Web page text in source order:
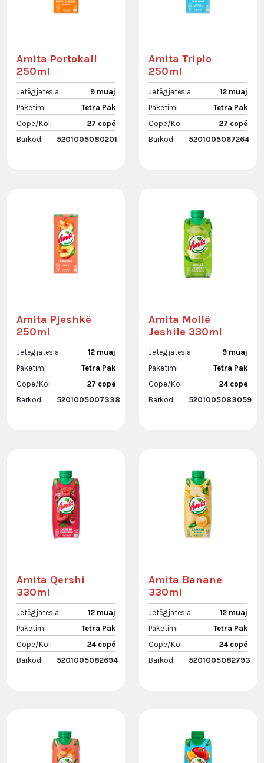
Amita Portokall
250ml
Jetëgjatësia
9 muaj
Paketimi
Tetra Pak
Cope/Koli
27 copë
Barkodi:
5201005080201
Amita Triplo
250ml
Jetëgjatësia
12 muaj
Paketimi
Tetra Pak
Cope/Koli
27 copë
Barkodi:
5201005067264
Amita Pjeshkë
250ml
Jetëgjatësia
12 muaj
Paketimi
Tetra Pak
Cope/Koli
27 copë
Barkodi:
5201005007338
Amita Mollë
Jeshile 330ml
Jetëgjatësia
9 muaj
Paketimi
Tetra Pak
Cope/Koli
24 copë
Barkodi:
5201005083059
Amita Qershi
330ml
Jetëgjatësia
12 muaj
Paketimi
Tetra Pak
Cope/Koli
24 copë
Barkodi:
5201005082694
Amita Banane
330ml
Jetëgjatësia
12 muaj
Paketimi
Tetra Pak
Cope/Koli
24 copë
Barkodi:
5201005082793